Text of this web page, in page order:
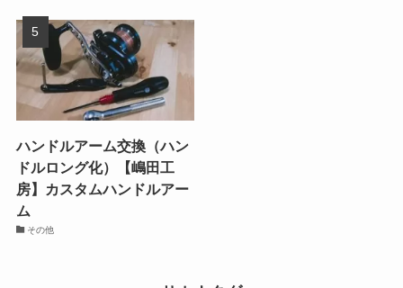
ハンドルアーム交換（ハン
ドルロング化）【嶋田工
房】カスタムハンドルアー
ム
その他